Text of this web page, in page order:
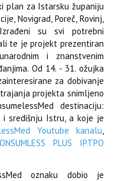
plan za Istarsku županiju
Novigrad, Poreč, Rovinj,
su svi potrebni
te je projekt prezentiran
i znanstvenim
Od 14. - 31. ožujka
za dobivanje
projekta snimljeno
destinaciju:
i središnju Istru, a koje je
Youtube kanalu,
PLUS IPTPO
oznaku dobio je